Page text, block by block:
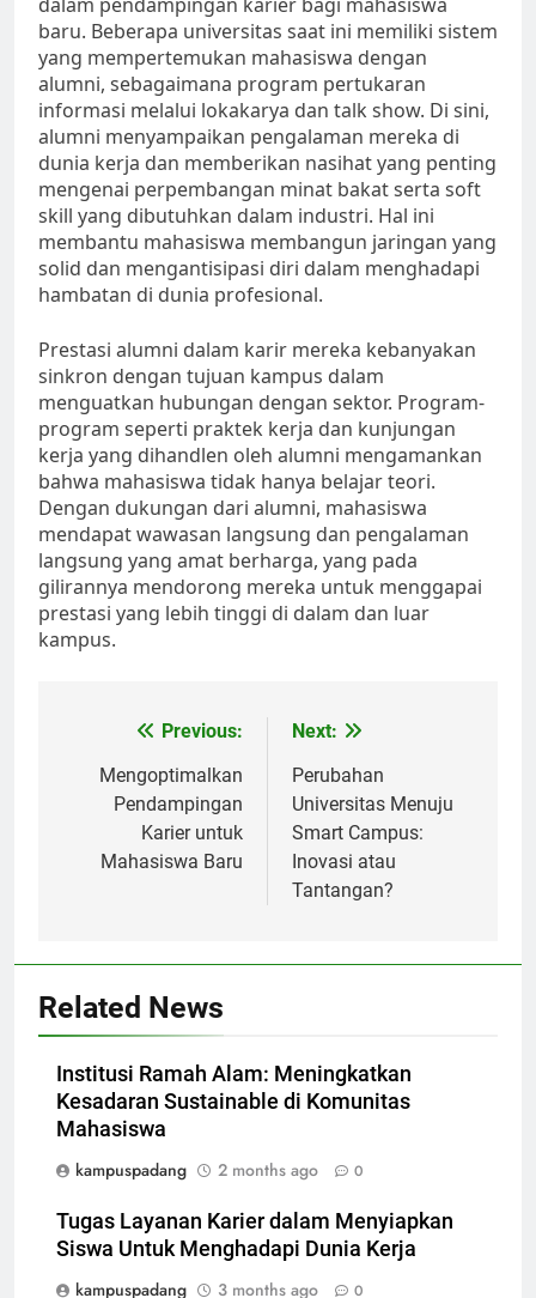
baru. Beberapa universitas saat ini memiliki sistem
yang mempertemukan mahasiswa dengan
alumni, sebagaimana program pertukaran
informasi melalui lokakarya dan talk show. Di sini,
alumni menyampaikan pengalaman mereka di
dunia kerja dan memberikan nasihat yang penting
mengenai perpembangan minat bakat serta soft
skill yang dibutuhkan dalam industri. Hal ini
membantu mahasiswa membangun jaringan yang
solid dan mengantisipasi diri dalam menghadapi
hambatan di dunia profesional.
Prestasi alumni dalam karir mereka kebanyakan
sinkron dengan tujuan kampus dalam
menguatkan hubungan dengan sektor. Program-
program seperti praktek kerja dan kunjungan
kerja yang dihandlen oleh alumni mengamankan
bahwa mahasiswa tidak hanya belajar teori.
Dengan dukungan dari alumni, mahasiswa
mendapat wawasan langsung dan pengalaman
langsung yang amat berharga, yang pada
gilirannya mendorong mereka untuk menggapai
prestasi yang lebih tinggi di dalam dan luar
kampus.
navigation
Previous:
Mengoptimalkan
Pendampingan
Karier untuk
Mahasiswa Baru
Next:
Perubahan
Universitas Menuju
Smart Campus:
Inovasi atau
Tantangan?
Related News
Institusi Ramah Alam: Meningkatkan
Kesadaran Sustainable di Komunitas
Mahasiswa
kampuspadang
2 months ago 0
Tugas Layanan Karier dalam Menyiapkan
Siswa Untuk Menghadapi Dunia Kerja
kampuspadang
3 months ago 0